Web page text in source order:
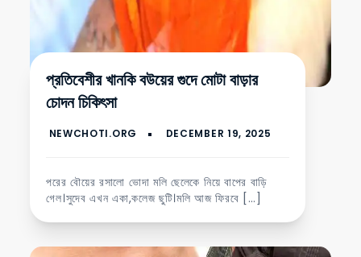
প্রতিবেশীর খানকি বউয়ের গুদে মোটা বাড়ার
চোদন চিকিৎসা
পরের বৌয়ের রসালো ভোদা মলি ছেলেকে নিয়ে বাপের বাড়ি
গেল।সুদেব এখন একা,কলেজ ছুটি।মলি আজ ফিরবে […]